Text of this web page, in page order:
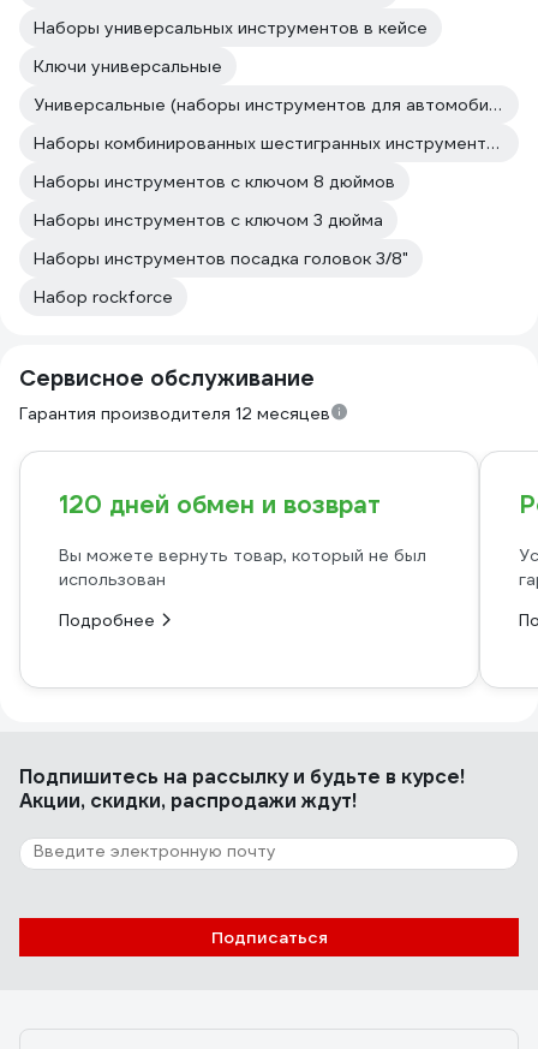
Наборы универсальных инструментов в кейсе
Ключи универсальные
Универсальные (наборы инструментов для автомобиля в чемодане)
Наборы комбинированных шестигранных инструментов
Наборы инструментов с ключом 8 дюймов
Наборы инструментов с ключом 3 дюйма
Наборы инструментов посадка головок 3/8"
Набор rockforce
Сервисное обслуживание
Гарантия производителя 12 месяцев
120 дней обмен и возврат
Вы можете вернуть товар, который не был
использован
Подробнее
Подпишитесь на рассылкуи будьте в курсе!
Акции, скидки, распродажи ждут!
Подписаться